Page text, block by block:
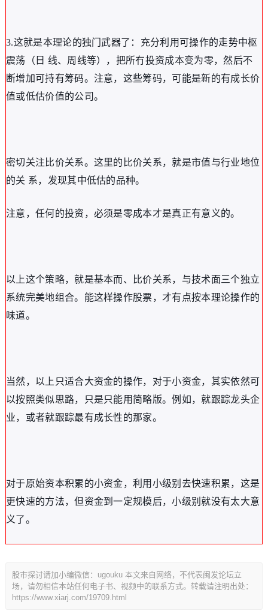
3.这就是本理论的独门武器了：充分利用可操作的走势中枢
震荡（日 线、周线等），把所冇投资成本变为零，然后不
断增加可持有筹码。注意，这些筹码，可能是新的有成长价
值或低估价值的公司。
密切关注比价关系。这里的比价关系，就是市值与行业地位
的关 系，发现其中低估的品种。
注意，任何的投资，必须是零成本才是真正有意义的。
以上这个策略，就是基本而、比价关系，与技术面三个独立
系统完美地组合。能这样操作股票，才有点按本理论操作的
味道。
当然，以上只适合大资金的操作，对于小资金，其实依然可
以按照类似思路，只是只能用简略版。例如，就跟踪龙头企
业，或者就跟踪最有成长性的那家。
对于原始资本积累的小资金，利用小级别去快速积累，这是
更快速的方法，但资金到一定规模后，小级别就没有太大意
义了。
股市探讨请加小编微信：ugouku 本文来自网络，不代表闽发论坛立
场，请勿相信本站任何电子书、视频中的联系方式。转载请注明出处：
https://www.xiarj.com/19709.html